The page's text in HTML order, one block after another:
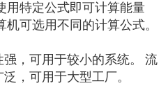
用特定公式即可计算能量
可选用不同的计算公式。
，可用于较小的系统。 流
，可用于大型工厂。